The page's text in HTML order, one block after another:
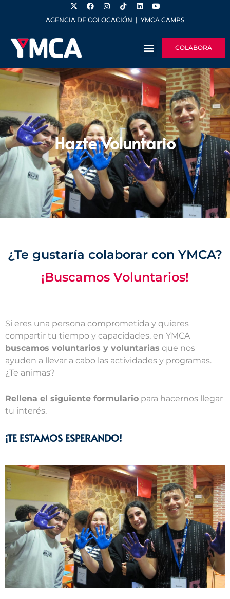
AGENCIA DE COLOCACIÓN | YMCA CAMPS
COLABORA
Hazte Voluntario
¿Te gustaría colaborar con YMCA?
¡Buscamos Voluntarios!
Si eres una persona comprometida y quieres
compartir tu tiempo y capacidades, en YMCA
buscamos voluntarios y voluntarias que nos
ayuden a llevar a cabo las actividades y programas.
¿Te animas?
Rellena el siguiente formulario para hacernos llegar
tu interés.
¡TE ESTAMOS ESPERANDO!